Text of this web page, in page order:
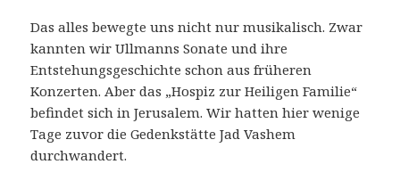
Das alles bewegte uns nicht nur musikalisch. Zwar
kannten wir Ullmanns Sonate und ihre
Entstehungsgeschichte schon aus früheren
Konzerten. Aber das „Hospiz zur Heiligen Familie“
befindet sich in Jerusalem. Wir hatten hier wenige
Tage zuvor die Gedenkstätte Jad Vashem
durchwandert.